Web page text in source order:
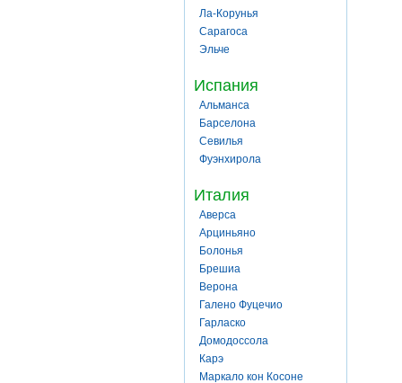
Ла-Корунья
Сарагоса
Эльче
Испания
Альманса
Барселона
Севилья
Фуэнхирола
Италия
Аверса
Арциньяно
Болонья
Брешиа
Верона
Галено Фуцечио
Гарласко
Домодоссола
Карэ
Маркало кон Косоне